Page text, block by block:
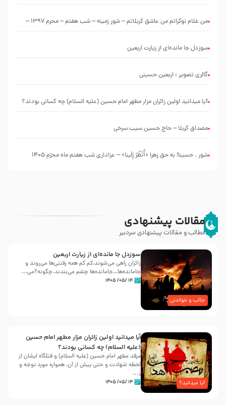
من غلام نوکراتم من عاشق کربلاتم – شور زمینه – شب هفتم – محرم 1397 –
سوزدل جا مانده‌ای از زیارت اربعین
گالری تصویر : اربعین حسینی
آیا میدانید اولین زائران مزار مطهر امام حسین (علیه السلام) چه کسانی بودند؟
مصداق کربلا – حاج حسین سیب سرخی
شور ، حسینا! به‌ حق زهرا «أُنْظُرْ إِلَینا» – عزاداری شب هفتم ماه محرّم 1405
مقالات پیشنهادی
مطالب و مقالات پیشنهادی سردبیر
جالب و خواندنی
سوزدل جا مانده‌ای از زیارت اربعین
زائران راهی می‌شوند،کم‌ کم همه رفتنی‌ها می‌روند و
جامانده‌ها…جامانده‌ها چشم می‌بندند.چگونه؟می‌...
۱۴ /۰۵/ ۱۴۰۵
آیا میدانید؟
آیا میدانید اولین زائران مزار مطهر امام حسین
(علیه السلام) چه کسانی بودند؟
مرقد مطهر امام حسین (علیه السلام) و قتلگاه ایشان از
لحظه شهادت و حتی پیش از آن، همواره مورد توجه و
ز...
۱۴ /۰۵/ ۱۴۰۵